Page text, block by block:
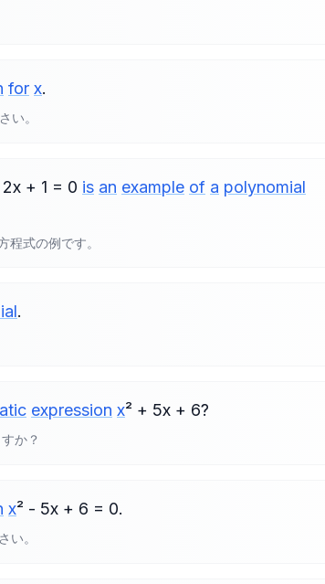
for x.
い。
2x + 1 = 0 is an example of a polynomial
式の例です。
.
expression x² + 5x + 6?
か？
x² - 5x + 6 = 0.
い。